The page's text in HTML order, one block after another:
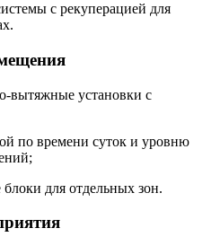
с рекуперацией для
вытяжные установки с
по времени суток и уровню
для отдельных зон.